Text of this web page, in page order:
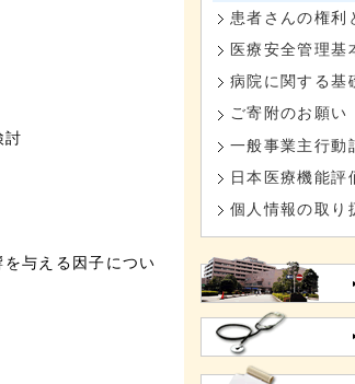
討
与える因子につい
患者さんの権利
医療安全管理基
病院に関する基
ご寄附のお願い
一般事業主行動
日本医療機能評
個人情報の取り